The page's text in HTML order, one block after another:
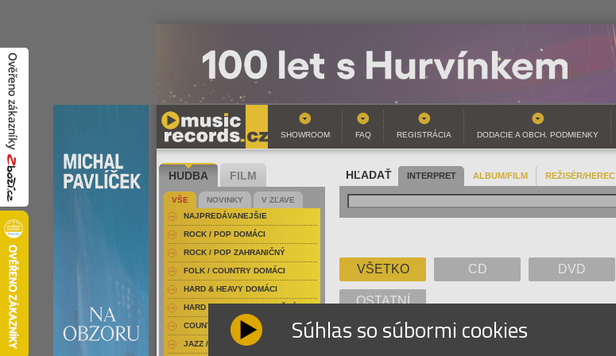
SHOWROOM
FAQ REGISTRÁCIA DODACIE A OBCH. PODMIENKY
HĽADAŤ INTERPRET ALBUM/FILM REŽISÉR/HEREC
VŠETKO CD DVD
OSTATNÍ
HUDBA FILM
VŠE NOVINKY
V ZĽAVE
NAJPREDÁVANEJŠIE
ROCK / POP DOMÁCI
ROCK / POP ZAHRANIČNÝ
FOLK / COUNTRY DOMÁCI
HARD & HEAVY DOMÁCI
HARD & HEAVY ZAHRANIČNÝ
COUNTRY
JAZZ / BLUES Súhlas so súbormi cookies